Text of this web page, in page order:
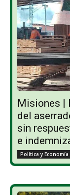
Misiones |
del
sin
e
Política y Economía